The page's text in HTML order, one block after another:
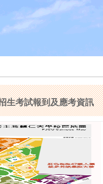
生考試報到及應考資訊